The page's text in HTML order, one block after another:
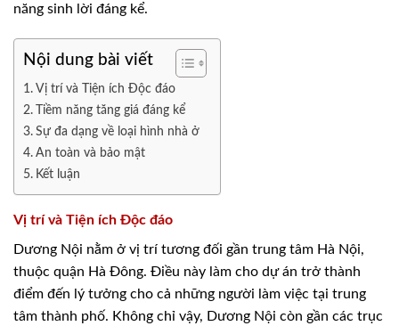
năng sinh lời đáng kể.
Nội dung bài viết
Vị trí và Tiện ích Độc đáo
Tiềm năng tăng giá đáng kể
Sự đa dạng về loại hình nhà ở
An toàn và bảo mật
Kết luận
Vị trí và Tiện ích Độc đáo
Dương Nội nằm ở vị trí tương đối gần trung tâm Hà Nội,
thuộc quận Hà Đông. Điều này làm cho dự án trở thành
điểm đến lý tưởng cho cả những người làm việc tại trung
tâm thành phố. Không chỉ vậy, Dương Nội còn gần các trục